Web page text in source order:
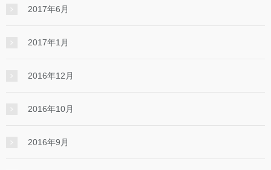
2017年6月
2017年1月
2016年12月
2016年10月
2016年9月